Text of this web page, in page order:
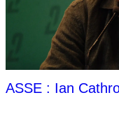
ASSE : Ian